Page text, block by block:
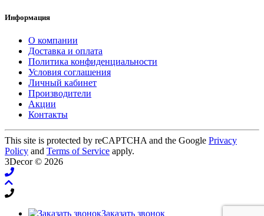
Информация
О компании
Доставка и оплата
Политика конфиденциальности
Условия соглашения
Личный кабинет
Производители
Акции
Контакты
This site is protected by reCAPTCHA and the Google Privacy
Policy and Terms of Service apply.
3Decor © 2026
Заказать звонок